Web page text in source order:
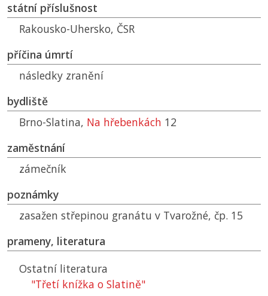
státní příslušnost
Rakousko-Uhersko, ČSR
příčina úmrtí
následky zranění
bydliště
Brno-Slatina, Na hřebenkách 12
zaměstnání
zámečník
poznámky
zasažen střepinou granátu v Tvarožné, čp. 15
prameny, literatura
Ostatní literatura
"Třetí knížka o Slatině"